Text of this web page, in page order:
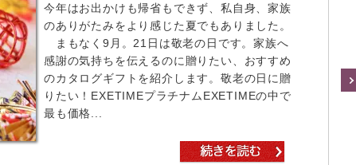
今年はお出かけも帰省もできず、私自身、家族
のありがたみをより感じた夏でもありました。
まもなく9月。21日は敬老の日です。家族へ
感謝の気持ちを伝えるのに贈りたい、おすすめ
のカタログギフトを紹介します。敬老の日に贈
りたい！EXETIMEプラチナムEXETIMEの中で
最も価格...